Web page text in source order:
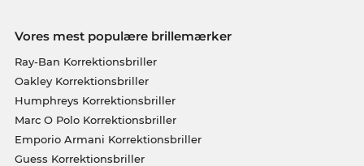
Vores mest populære brillemærker
Ray-Ban Korrektionsbriller
Oakley Korrektionsbriller
Humphreys Korrektionsbriller
Marc O Polo Korrektionsbriller
Emporio Armani Korrektionsbriller
Guess Korrektionsbriller